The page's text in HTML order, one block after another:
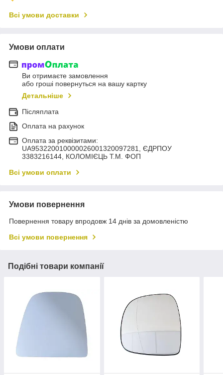
Всі умови доставки
Умови оплати
Ви отримаєте замовлення
або гроші повернуться на вашу картку
Детальніше
Післяплата
Оплата на рахунок
Оплата за реквізитами:
UA953220010000026001320097281, ЄДРПОУ
3383216144, КОЛОМIЄЦЬ Т.М. ФОП
Всі умови оплати
Умови повернення
Повернення товару впродовж 14 днів за домовленістю
Всі умови повернення
Подібні товари компанії